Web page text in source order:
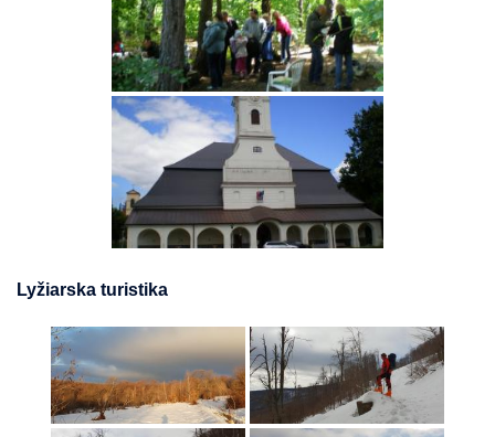
Lyžiarska turistika